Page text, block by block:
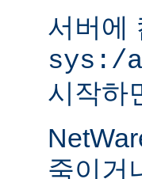
서버에
sys:/
시작하
죽이거